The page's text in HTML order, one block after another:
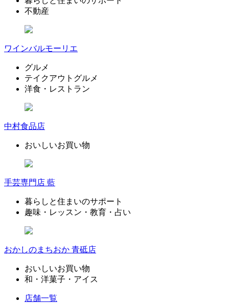
不動産
ワインバルモーリエ
グルメ
テイクアウトグルメ
洋食・レストラン
中村食品店
おいしいお買い物
手芸専門店 藍
暮らしと住まいのサポート
趣味・レッスン・教育・占い
おかしのまちおか 青砥店
おいしいお買い物
和・洋菓子・アイス
店舗一覧